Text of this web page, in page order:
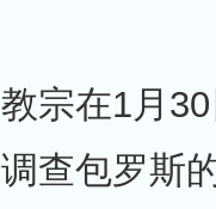
宗在1月
查包罗斯